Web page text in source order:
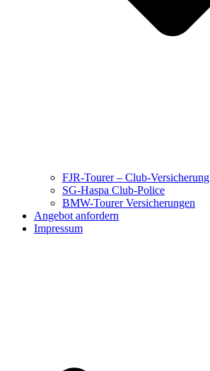
FJR-Tourer – Club-Versicherung
SG-Haspa Club-Police
BMW-Tourer Versicherungen
Angebot anfordern
Impressum